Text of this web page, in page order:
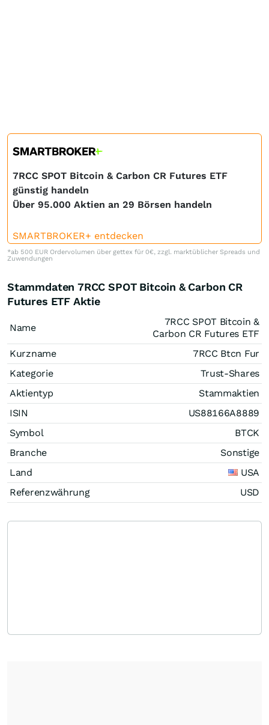
7RCC SPOT Bitcoin & Carbon CR Futures ETF
günstig handeln
Über 95.000 Aktien an 29 Börsen handeln
SMARTBROKER+ entdecken
*ab 500 EUR Ordervolumen über gettex für 0€, zzgl. marktüblicher Spreads und
Zuwendungen
Stammdaten 7RCC SPOT Bitcoin & Carbon CR
Futures ETF Aktie
Name
7RCC SPOT Bitcoin &
Carbon CR Futures ETF
Kurzname
7RCC Btcn Fur
Kategorie
Trust-Shares
Aktientyp
Stammaktien
ISIN
US88166A8889
Symbol
BTCK
Branche
Sonstige
Land
USA
Referenzwährung
USD